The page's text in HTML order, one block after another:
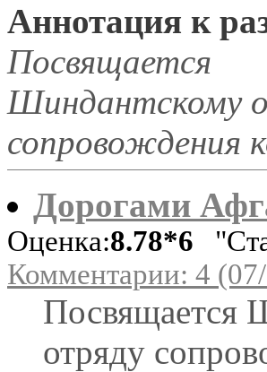
Аннотация к
Посвящается
Шиндантскому
сопровождения
Дорогами
Оценка:8.78*6
Комментарии: 4
Посвящается
отряду